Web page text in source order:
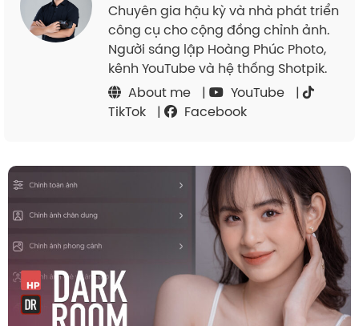
Chuyên gia hậu kỳ và nhà phát triển
công cụ cho cộng đồng chỉnh ảnh.
Người sáng lập Hoàng Phúc Photo,
kênh YouTube và hệ thống Shotpik.
About me
| YouTube
|
TikTok
| Facebook